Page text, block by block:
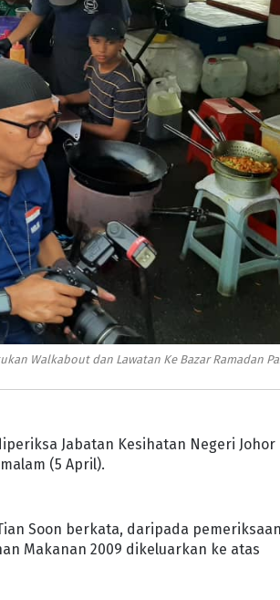
Walkabout dan Lawatan Ke Bazar Ramadan
Jabatan Kesihatan Negeri Johor
(5 April).
Soon berkata, daripada pemeriksaan
Makanan 2009 dikeluarkan ke atas